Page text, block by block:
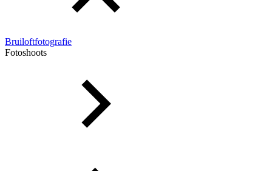
Bruiloftfotografie
Fotoshoots